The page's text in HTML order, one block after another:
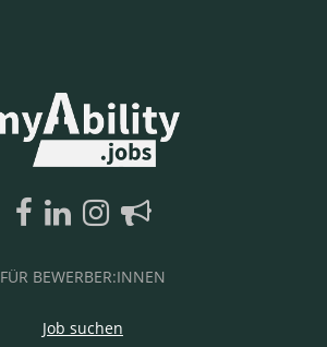
FÜR BEWERBER:INNEN
Job suchen